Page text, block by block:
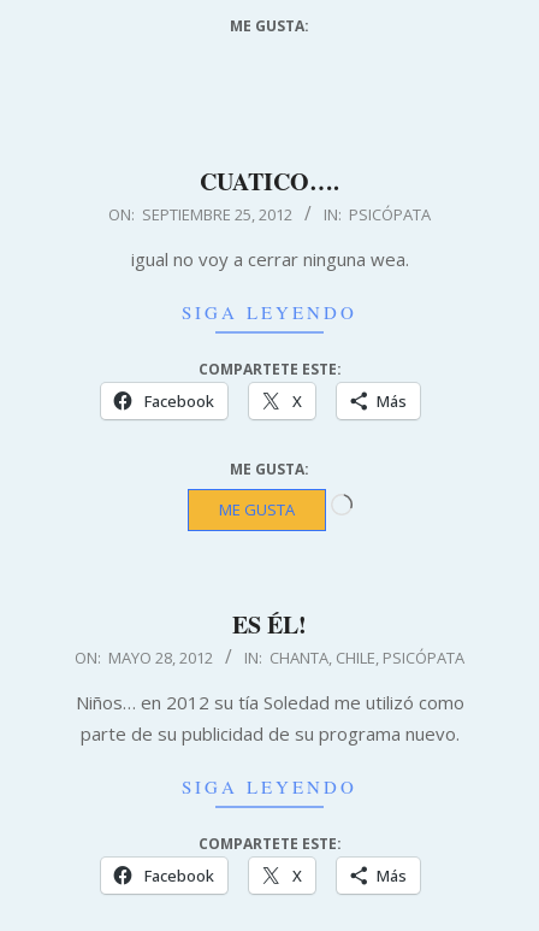
ME GUSTA:
CUATICO….
2012-ON: SEPTIEMBRE 25, 2012 IN: PSICÓPATA
igual no voy a cerrar ninguna wea.
SIGA LEYENDO
COMPARTETE ESTE:
Facebook X Más
ME GUSTA:
ME GUSTA Cargando...
ES ÉL!
2012-
28
ON: MAYO 28, 2012 IN: CHANTA, CHILE, PSICÓPATA
Niños… en 2012 su tía Soledad me utilizó como
parte de su publicidad de su programa nuevo.
SIGA LEYENDO
COMPARTETE ESTE:
Facebook X Más